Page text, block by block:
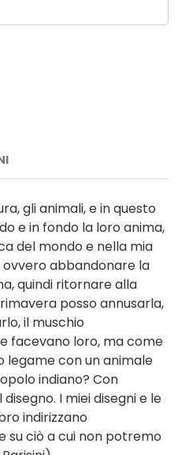
gli animali, e in questo
e in fondo la loro anima,
del mondo e nella mia
abbandonare la
quindi ritornare alla
posso annusarla,
il muschio
facevano loro, ma come
legame con un animale
indiano? Con
I miei disegni e le
indirizzano
su ciò a cui non potremo